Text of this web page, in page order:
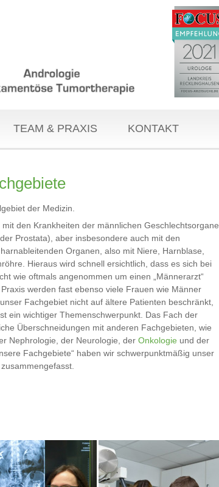
TEAM & PRAXIS KONTAKT
der Medizin.
den Krankheiten der männlichen Geschlechtsorgane
Prostata), aber insbesondere auch mit den
Organen, also mit Niere, Harnblase,
Hieraus wird schnell ersichtlich, dass es sich bei
wie oftmals angenommen um einen „Männerarzt“
werden fast ebenso viele Frauen wie Männer
Fachgebiet nicht auf ältere Patienten beschränkt,
ein wichtiger Themenschwerpunkt. Das Fach der
Überschneidungen mit anderen Fachgebieten, wie
Nephrologie, der Neurologie, der Onkologie und der
Fachgebiete“ haben wir schwerpunktmäßig unser